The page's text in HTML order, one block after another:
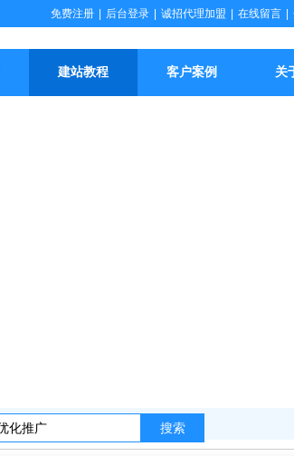
搜索
建站教程 客户案例 关
免费注册 后台登录 诚招代理加盟 在线留言